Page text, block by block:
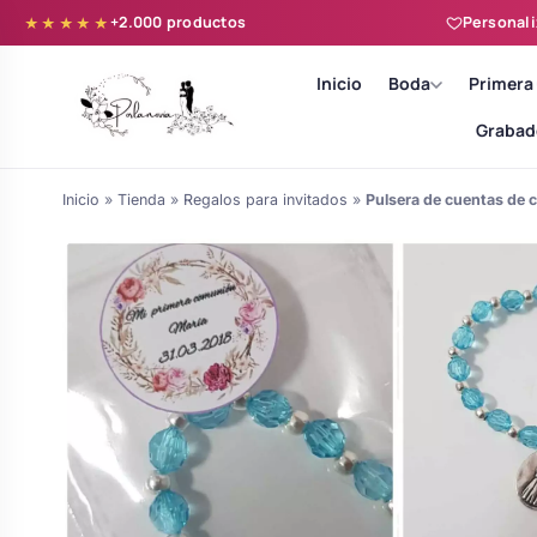
★★★★★+2.000 productos
Inicio Boda
novia y zapatillas
personalizadas
de boda
Árboles de Huellas para Primera
Comunión
Batas de comunión personalizadas
para niña
Inicio » Tienda » Regalos para invitados » Pulsera de cuentas de